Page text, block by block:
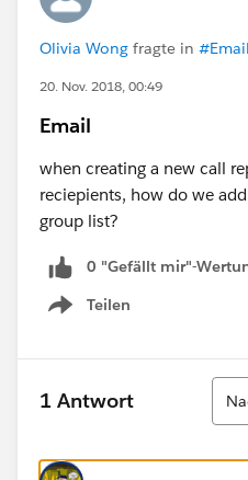
Olivia Wong fragte in
20. Nov. 2018, 00:49
Email
when creating a new call
reciepients, how do we
group list?
0 "Gefällt mir"-
Teilen
Show menu
1 Antwort